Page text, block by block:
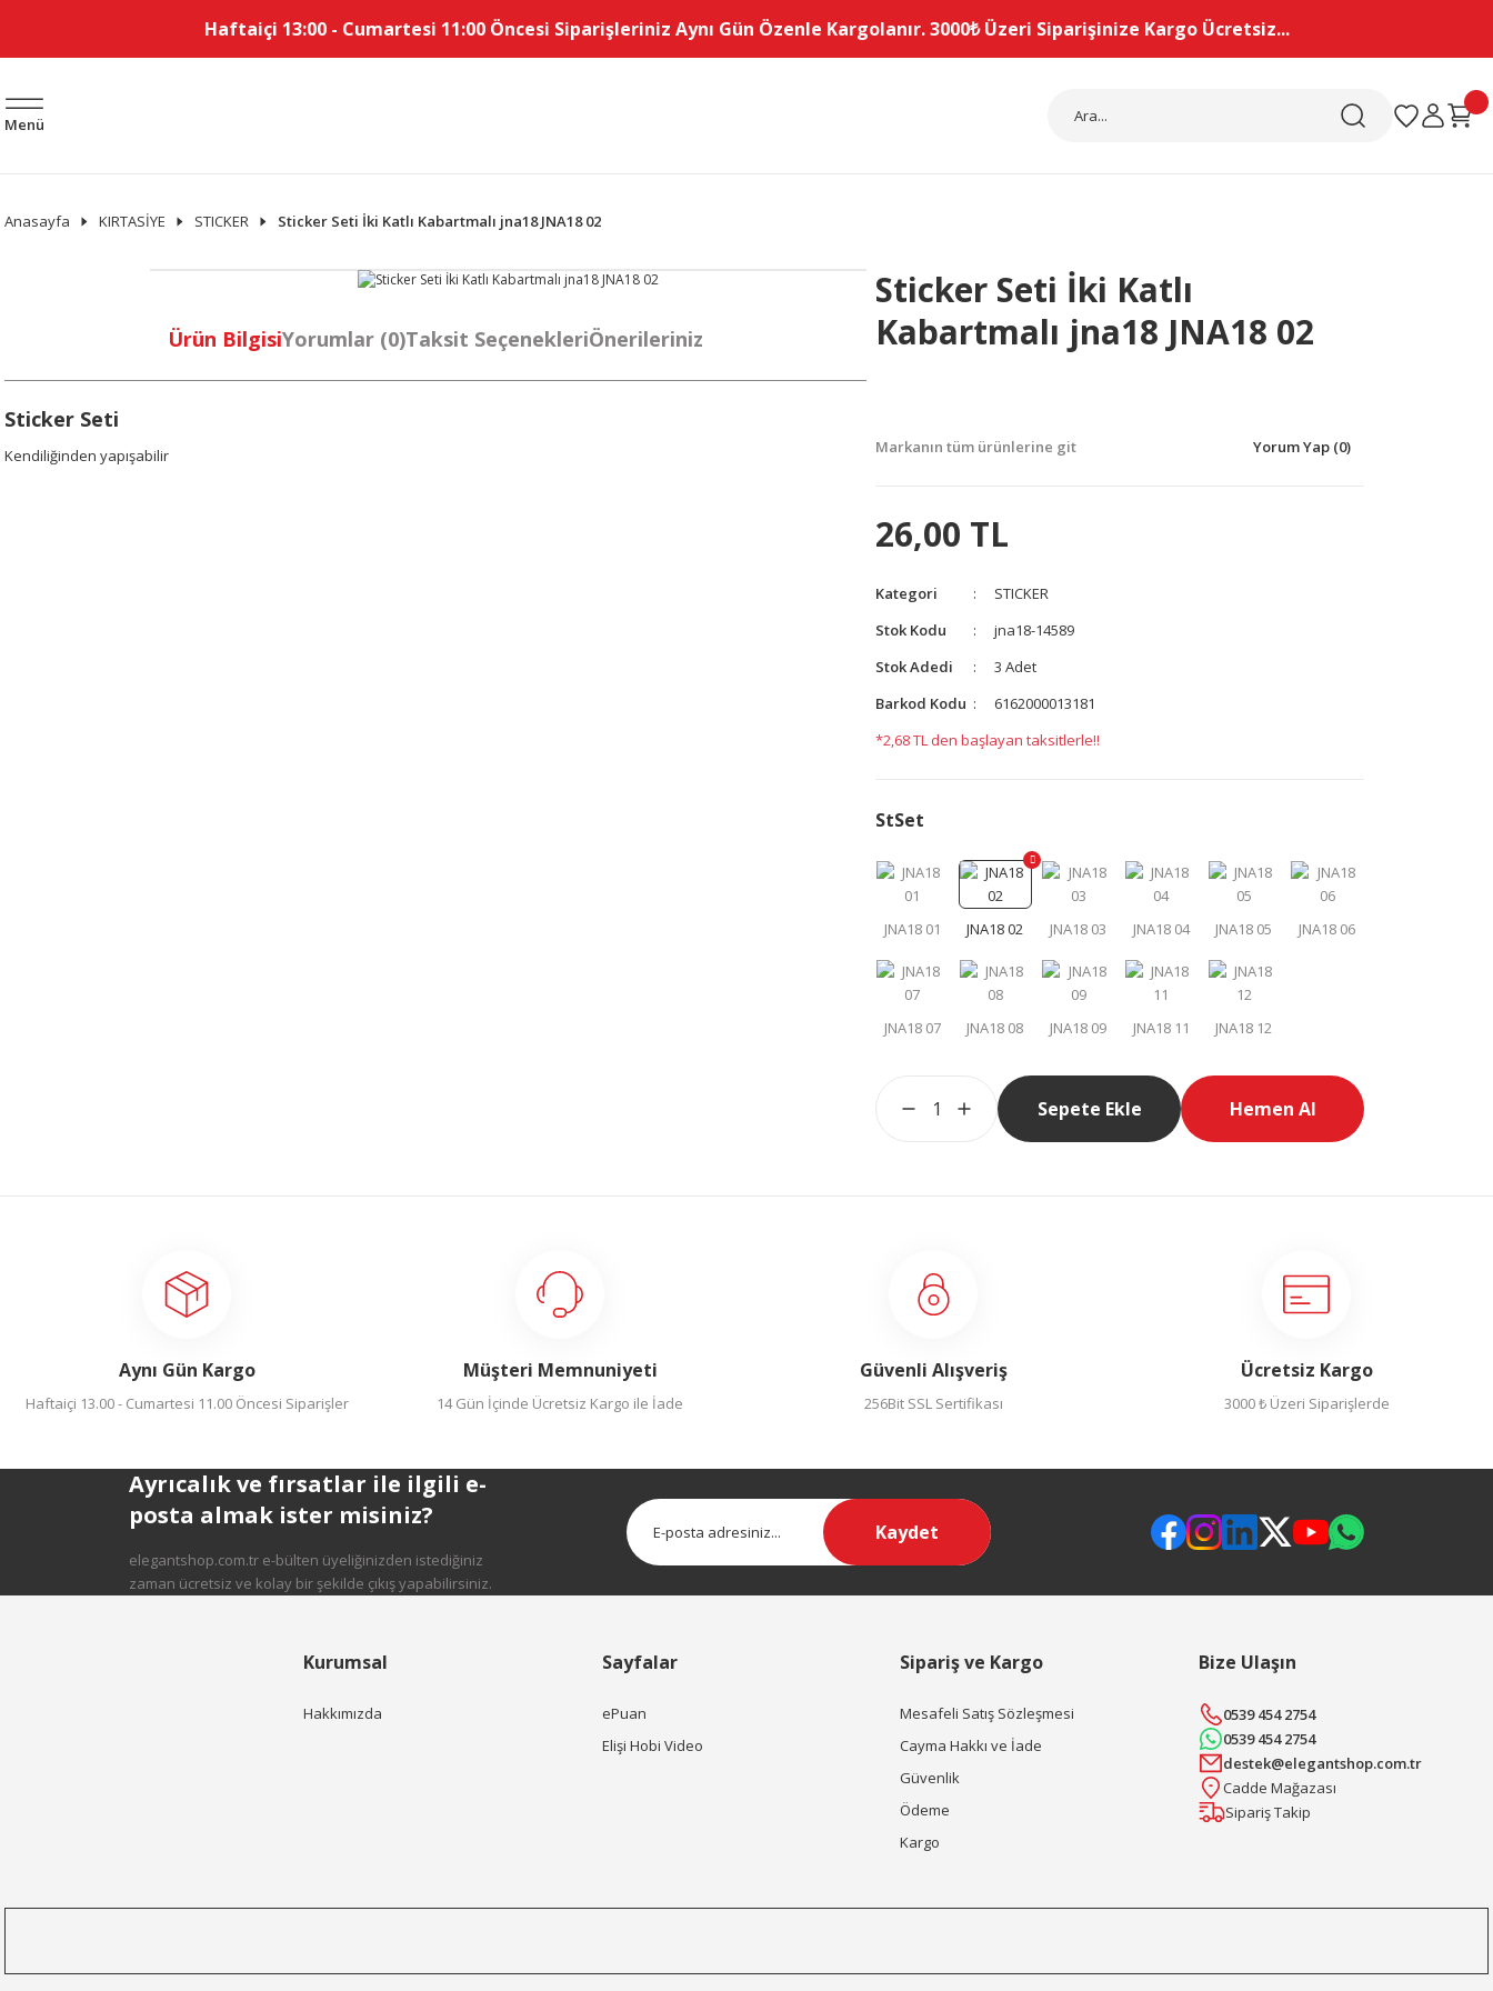
Haftaiçi 13:00 - Cumartesi 11:00 Öncesi Siparişleriniz Aynı Gün Özenle Kargolanır. 3000₺ Üzeri Siparişinize Kargo Ücretsiz...
Menü
Anasayfa KIRTASİYE STICKER Sticker Seti İki Katlı Kabartmalı jna18 JNA18 02
Ürün BilgisiYorumlar (0)Taksit SeçenekleriÖnerileriniz
Sticker Seti
Kendiliğinden yapışabilir
Sticker Seti İki Katlı
Kabartmalı jna18 JNA18 02
Markanın tüm ürünlerine git Yorum Yap (0)
26,00 TL
Kategori
STICKER
Stok Kodu
jna18-14589
Stok Adedi
3 Adet
Barkod Kodu
6162000013181
*2,68 TL den başlayan taksitlerle!!
StSet
Sepete Ekle Hemen Al
Aynı Gün Kargo
Haftaiçi 13.00 - Cumartesi 11.00 Öncesi Siparişler
Müşteri Memnuniyeti
14 Gün İçinde Ücretsiz Kargo ile İade
Güvenli Alışveriş
256Bit SSL Sertifikası
Ücretsiz Kargo
3000 ₺ Üzeri Siparişlerde
Ayrıcalık ve fırsatlar ile ilgili e-
posta almak ister misiniz?
elegantshop.com.tr e-bülten üyeliğinizden istediğiniz
zaman ücretsiz ve kolay bir şekilde çıkış yapabilirsiniz.
Kaydet
Kurumsal
Hakkımızda
Sayfalar
ePuan
Elişi Hobi Video
Sipariş ve Kargo
Mesafeli Satış Sözleşmesi
Cayma Hakkı ve İade
Güvenlik
Ödeme
Kargo
Bize Ulaşın
0539 454 2754
0539 454 2754
destek@elegantshop.com.tr
Cadde Mağazası
Sipariş Takip